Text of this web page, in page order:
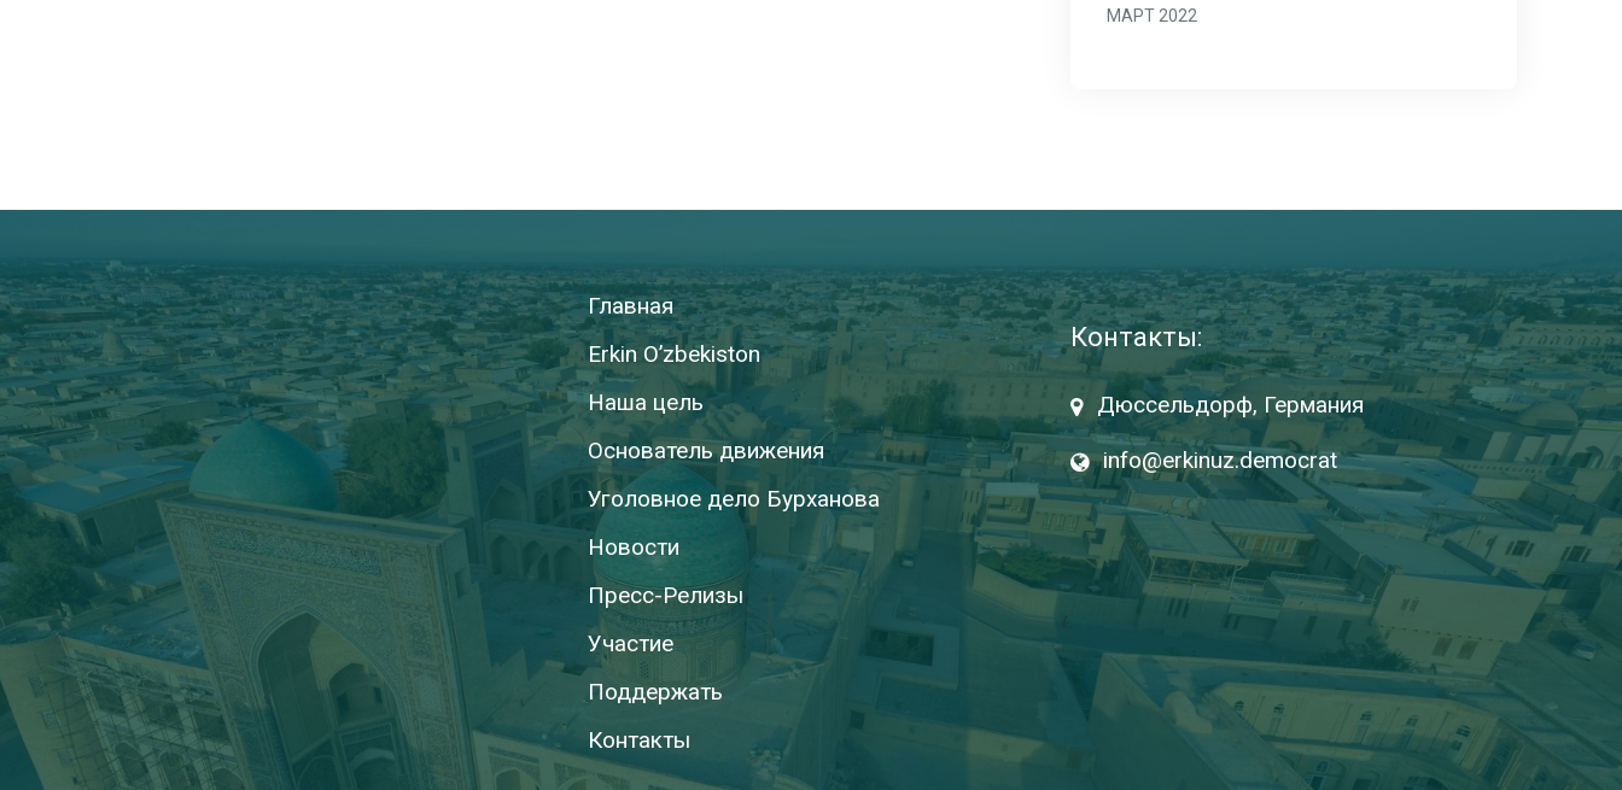
МАРТ 2022
Главная
Erkin O’zbekiston
Наша цель
Основатель движения
Уголовное дело Бурханова
Новости
Пресс-Релизы
Участие
Поддержать
Контакты
Контакты:
Дюссельдорф, Германия
info@erkinuz.democrat